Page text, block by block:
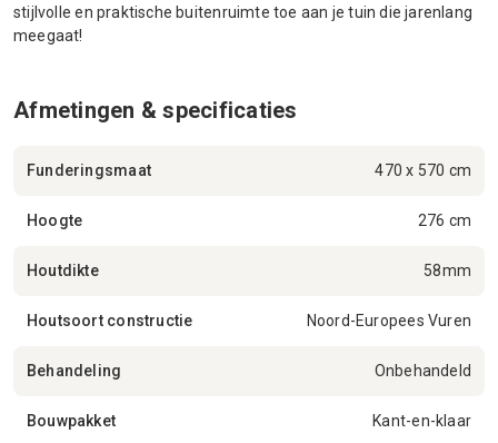
stijlvolle en praktische buitenruimte toe aan je tuin die jarenlang
meegaat!
Afmetingen & specificaties
Funderingsmaat 470 x 570 cm
Hoogte 276 cm
Houtdikte 58mm
Houtsoort constructie Noord-Europees Vuren
Behandeling Onbehandeld
Bouwpakket Kant-en-klaar